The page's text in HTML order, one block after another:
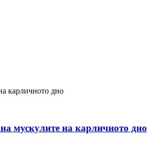
мускулите на карличното дно